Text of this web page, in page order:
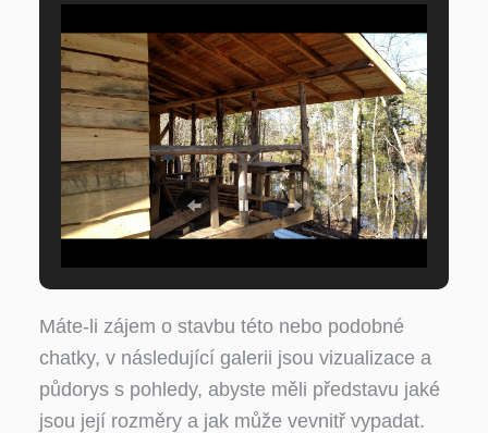
Máte-li zájem o stavbu této nebo podobné
chatky, v následující galerii jsou vizualizace a
půdorys s pohledy, abyste měli představu jaké
jsou její rozměry a jak může vevnitř vypadat.